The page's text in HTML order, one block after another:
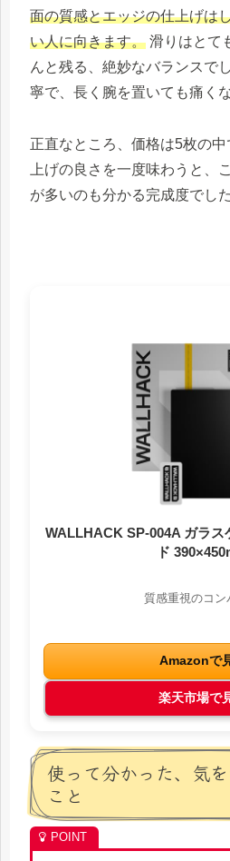
面の質感とエッジの仕上げは
い人に向きます。 滑りはとて
んと残る、絶妙なバランスで
寧で、長く腕を置いても痛く
正直なところ、価格は5枚の
上げの良さを一度味わうと、
が多いのも分かる完成度でした
WALLHACK SP-004A ガラス
ド
質感重視のコン
Amazonで
楽天市場で
使って分かった、気
こと